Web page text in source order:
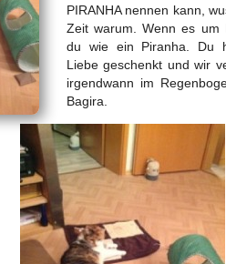
PIRANHA nennen kann,
Zeit warum. Wenn es um
du wie ein Piranha. Du
Liebe geschenkt und wir
irgendwann im
Bagira.